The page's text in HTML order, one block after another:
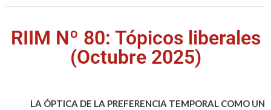
RIIM Nº 80: Tópicos liberales
(Octubre 2025)
LA ÓPTICA DE LA PREFERENCIA TEMPORAL COMO UN